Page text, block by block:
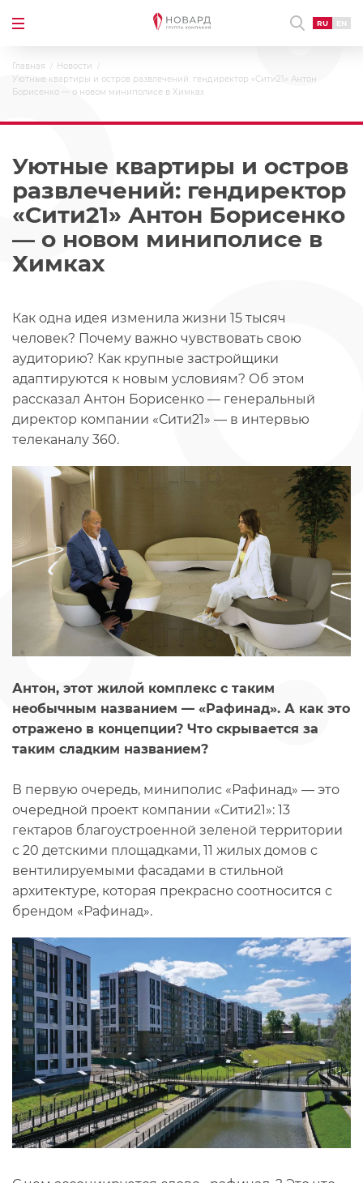
RU EN
Главная
Новости
Уютные квартиры и остров развлечений: гендиректор «Сити21» Антон
Борисенко — о новом миниполисе в Химках
Уютные квартиры и остров
развлечений: гендиректор
«Сити21» Антон Борисенко
— о новом миниполисе в
Химках
Как одна идея изменила жизни 15 тысяч
человек? Почему важно чувствовать свою
аудиторию? Как крупные застройщики
адаптируются к новым условиям? Об этом
рассказал Антон Борисенко — генеральный
директор компании «Сити21» — в интервью
телеканалу 360.
Антон, этот жилой комплекс с таким
необычным названием — «Рафинад». А как это
отражено в концепции? Что скрывается за
таким сладким названием?
В первую очередь, миниполис «Рафинад» — это
очередной проект компании «Сити21»: 13
гектаров благоустроенной зеленой территории
с 20 детскими площадками, 11 жилых домов с
вентилируемыми фасадами в стильной
архитектуре, которая прекрасно соотносится с
брендом «Рафинад».